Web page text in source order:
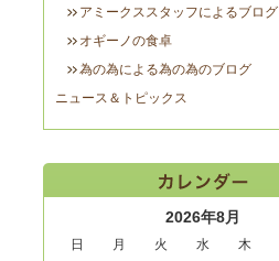
アミークススタッフによるブログ
オギーノの食卓
為の為による為の為のブログ
ニュース＆トピックス
2026年8月
日 月 火 水 木